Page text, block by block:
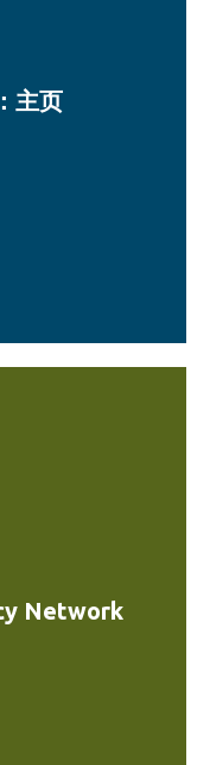
主页
Network